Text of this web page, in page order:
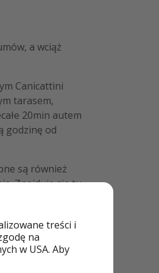
a wciąż
Canicattini
tarasem,
20min autem
godzinę od
są również
Znajduje się tu
treści i
na
w USA. Aby